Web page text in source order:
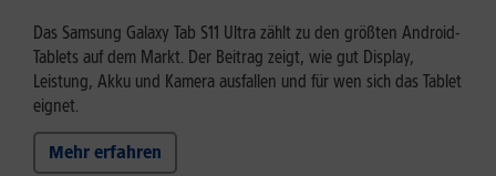
Das Samsung Galaxy Tab S11 Ultra zählt zu den größten Android-
Tablets auf dem Markt. Der Beitrag zeigt, wie gut Display,
Leistung, Akku und Kamera ausfallen und für wen sich das Tablet
eignet.
Mehr erfahren